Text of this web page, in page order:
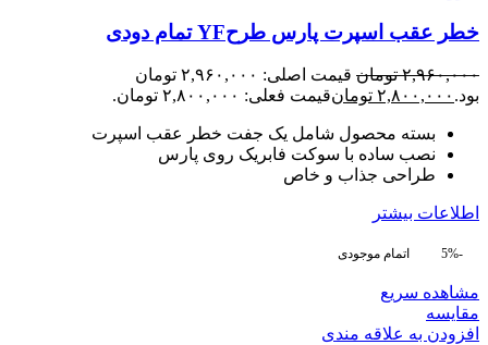
خطر عقب اسپرت پارس طرحYF تمام دودی
۲,۹۶۰,۰۰۰ تومان
قیمت اصلی: ۲,۹۶۰,۰۰۰ تومان
بود. ۲,۸۰۰,۰۰۰ تومانقیمت فعلی: ۲,۸۰۰,۰۰۰ تومان.
بسته محصول شامل یک جفت خطر عقب اسپرت
نصب ساده با سوکت فابریک روی پارس
طراحی جذاب و خاص
اطلاعات بیشتر
-5% اتمام موجودی
مشاهده سریع
مقایسه
افزودن به علاقه مندی